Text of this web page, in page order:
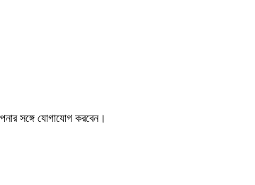
সঙ্গে যোগাযোগ করবেন।